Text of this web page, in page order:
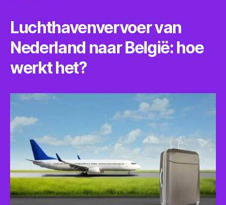
Luchthavenvervoer van
Nederland naar België: hoe
werkt het?